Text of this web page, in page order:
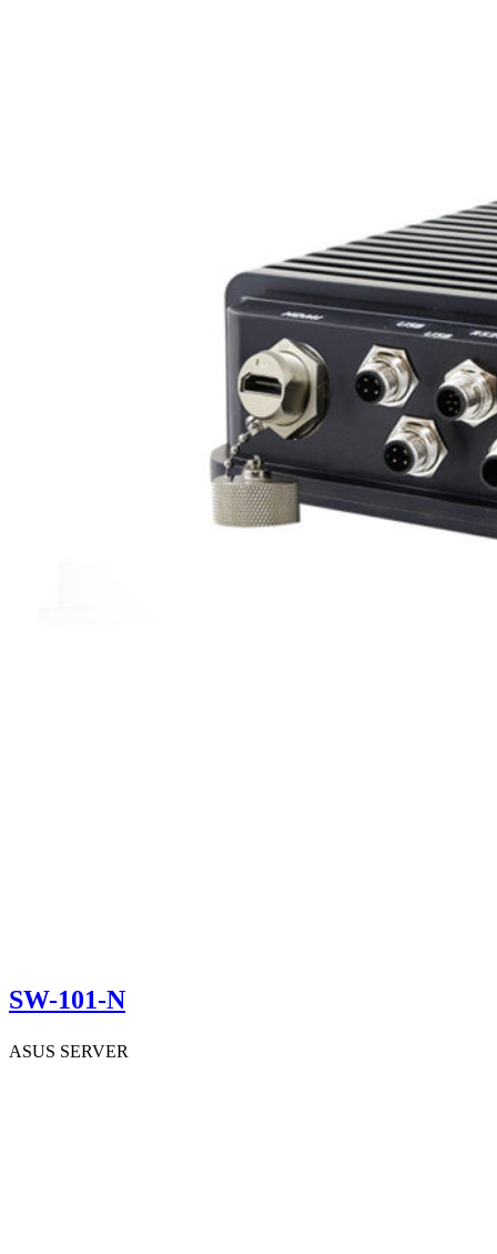
SW-101-N
ASUS SERVER